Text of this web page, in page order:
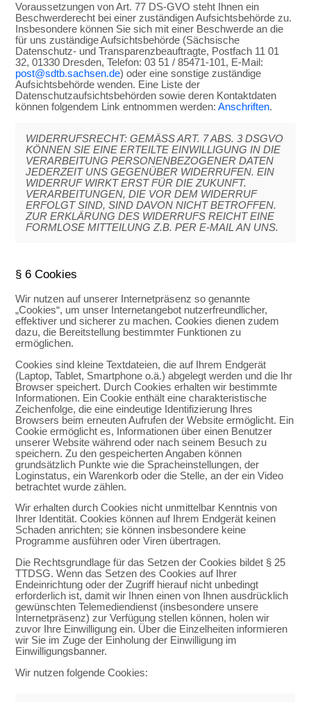
Voraussetzungen von Art. 77 DS-GVO steht Ihnen ein
Beschwerderecht bei einer zuständigen Aufsichtsbehörde zu.
Insbesondere können Sie sich mit einer Beschwerde an die
für uns zuständige Aufsichtsbehörde (Sächsische
Datenschutz- und Transparenzbeauftragte, Postfach 11 01
32, 01330 Dresden, Telefon: 03 51 / 85471-101, E-Mail:
post@sdtb.sachsen.de) oder eine sonstige zuständige
Aufsichtsbehörde wenden. Eine Liste der
Datenschutzaufsichtsbehörden sowie deren Kontaktdaten
können folgendem Link entnommen werden:Anschriften.
WIDERRUFSRECHT: GEMÄSS ART. 7 ABS. 3 DSGVO
KÖNNEN SIE EINE ERTEILTE EINWILLIGUNG IN DIE
VERARBEITUNG PERSONENBEZOGENER DATEN
JEDERZEIT UNS GEGENÜBER WIDERRUFEN. EIN
WIDERRUF WIRKT ERST FÜR DIE ZUKUNFT.
VERARBEITUNGEN, DIE VOR DEM WIDERRUF
ERFOLGT SIND, SIND DAVON NICHT BETROFFEN.
ZUR ERKLÄRUNG DES WIDERRUFS REICHT EINE
FORMLOSE MITTEILUNG Z.B. PER E-MAIL AN UNS.
§ 6 Cookies
Wir nutzen auf unserer Internetpräsenz so genannte
„Cookies“, um unser Internetangebot nutzerfreundlicher,
effektiver und sicherer zu machen. Cookies dienen zudem
dazu, die Bereitstellung bestimmter Funktionen zu
ermöglichen.
Cookies sind kleine Textdateien, die auf Ihrem Endgerät
(Laptop, Tablet, Smartphone o.ä.) abgelegt werden und die Ihr
Browser speichert. Durch Cookies erhalten wir bestimmte
Informationen. Ein Cookie enthält eine charakteristische
Zeichenfolge, die eine eindeutige Identifizierung Ihres
Browsers beim erneuten Aufrufen der Website ermöglicht. Ein
Cookie ermöglicht es, Informationen über einen Benutzer
unserer Website während oder nach seinem Besuch zu
speichern. Zu den gespeicherten Angaben können
grundsätzlich Punkte wie die Spracheinstellungen, der
Loginstatus, ein Warenkorb oder die Stelle, an der ein Video
betrachtet wurde zählen.
Wir erhalten durch Cookies nicht unmittelbar Kenntnis von
Ihrer Identität. Cookies können auf Ihrem Endgerät keinen
Schaden anrichten; sie können insbesondere keine
Programme ausführen oder Viren übertragen.
Die Rechtsgrundlage für das Setzen der Cookies bildet § 25
TTDSG. Wenn das Setzen des Cookies auf Ihrer
Endeinrichtung oder der Zugriff hierauf nicht unbedingt
erforderlich ist, damit wir Ihnen einen von Ihnen ausdrücklich
gewünschten Telemediendienst (insbesondere unsere
Internetpräsenz) zur Verfügung stellen können, holen wir
zuvor Ihre Einwilligung ein. Über die Einzelheiten informieren
wir Sie im Zuge der Einholung der Einwilligung im
Einwilligungsbanner.
Wir nutzen folgende Cookies: